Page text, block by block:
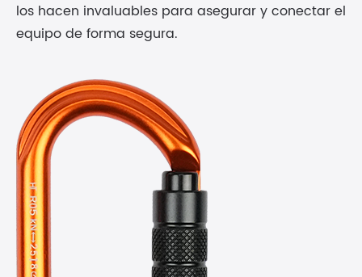
los hacen invaluables para asegurar y conectar el
equipo de forma segura.